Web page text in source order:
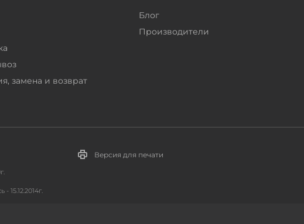
замена и возврат
Блог
Производители
15.12.2014г.
Версия для печати